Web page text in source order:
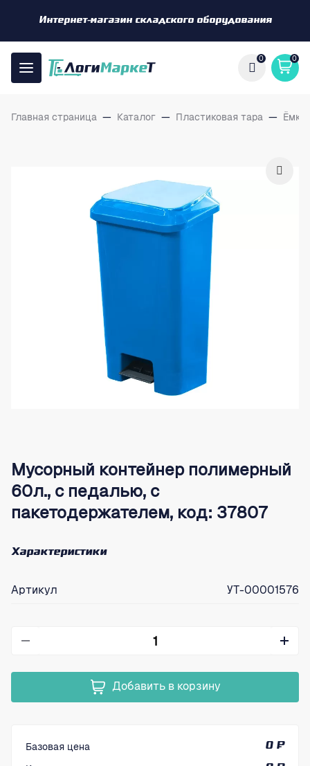
Интернет-магазин складского оборудования
0 0
Главная страница — Каталог — Пластиковая тара —
Мусорный контейнер полимерный
60л., с педалью, с
пакетодержателем, код: 37807
Характеристики
Артикул УТ-00001576
Добавить в корзину
Базовая цена
0 ₽